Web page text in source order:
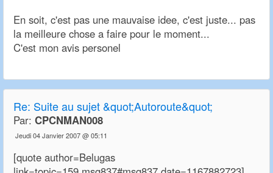
En soit, c'est pas une mauvaise idee, c'est juste... pas
la meilleure chose a faire pour le moment...
C'est mon avis personel
Re: Suite au sujet &quot;Autoroute&quot;
Par: CPCNMAN008
Jeudi 04 Janvier 2007 @ 05:11
[quote author=Belugas